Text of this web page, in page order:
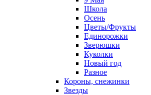
Школа
Осень
Цветы/Фрукты
Единорожки
Зверюшки
Куколки
Новый год
Разное
Короны, снежинки
Звезды